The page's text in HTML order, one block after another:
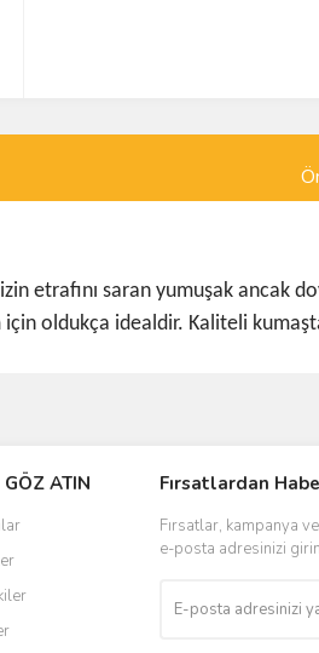
etrafını saran yumuşak ancak
oldukça idealdir. Kaliteli
ATIN Fırsatlardan
Fırsatlar, kampanya
e-posta adresinizi